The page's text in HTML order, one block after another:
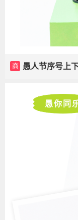
商 愚人节序号上
愚你同